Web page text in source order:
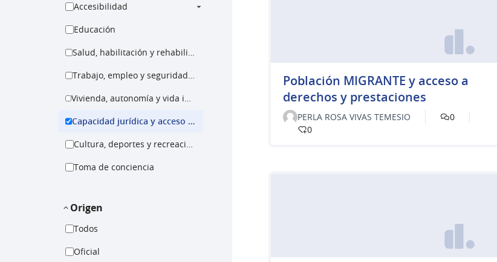
Accesibilidad
Educación
Salud, habilitación y rehabilitación
Trabajo, empleo y seguridad social
Vivienda, autonomía y vida independiente
Capacidad jurídica y acceso a la justicia
Cultura, deportes y recreación
Toma de conciencia
Origen
Todos
Oficial
Población MIGRANTE y acceso a
derechos y prestaciones
PERLA ROSA VIVAS TEMESIO
0
0